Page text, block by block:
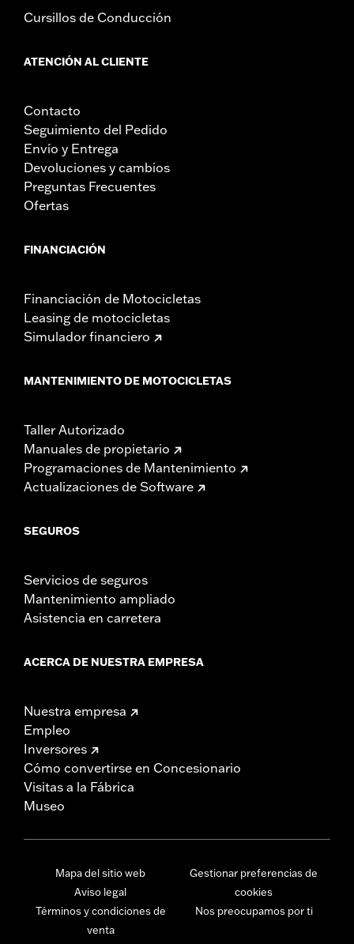
Cursillos de Conducción
ATENCIÓN AL CLIENTE
Contacto
Seguimiento del Pedido
Envío y Entrega
Devoluciones y cambios
Preguntas Frecuentes
Ofertas
FINANCIACIÓN
Financiación de Motocicletas
Leasing de motocicletas
Simulador financiero
MANTENIMIENTO DE MOTOCICLETAS
Taller Autorizado
Manuales de propietario
Programaciones de Mantenimiento
Actualizaciones de Software
SEGUROS
Servicios de seguros
Mantenimiento ampliado
Asistencia en carretera
ACERCA DE NUESTRA EMPRESA
Nuestra empresa
Empleo
Inversores
Cómo convertirse en Concesionario
Visitas a la Fábrica
Museo
Mapa del sitio web
Aviso legal
Términos y condiciones de
venta
Gestionar preferencias de
cookies
Nos preocupamos por ti